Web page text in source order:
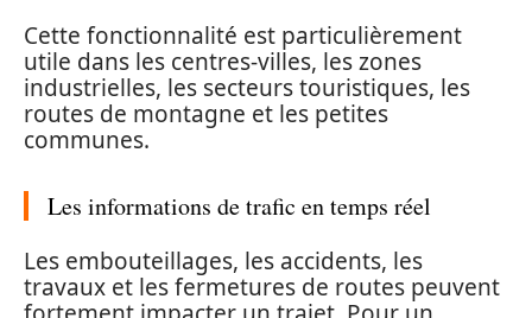
Cette fonctionnalité est particulièrement
utile dans les centres-villes, les zones
industrielles, les secteurs touristiques, les
routes de montagne et les petites
communes.
Les informations de trafic en temps réel
Les embouteillages, les accidents, les
travaux et les fermetures de routes peuvent